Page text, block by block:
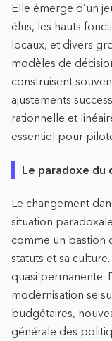
Elle émerge d’un
élus, les hauts
locaux, et divers
modèles de
construisent
ajustements
rationnelle et
essentiel pour
Le paradoxe du
Le changement
situation
comme un bastion
statuts et sa
quasi permanente.
modernisation se
budgétaires,
générale des